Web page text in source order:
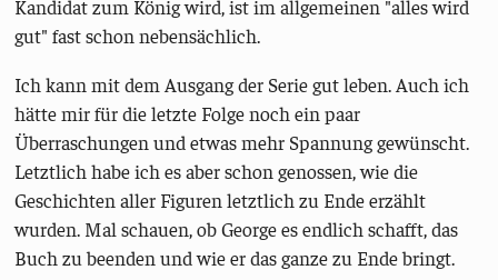
Kandidat zum König wird, ist im allgemeinen "alles wird
gut" fast schon nebensächlich.
Ich kann mit dem Ausgang der Serie gut leben. Auch ich
hätte mir für die letzte Folge noch ein paar
Überraschungen und etwas mehr Spannung gewünscht.
Letztlich habe ich es aber schon genossen, wie die
Geschichten aller Figuren letztlich zu Ende erzählt
wurden. Mal schauen, ob George es endlich schafft, das
Buch zu beenden und wie er das ganze zu Ende bringt.